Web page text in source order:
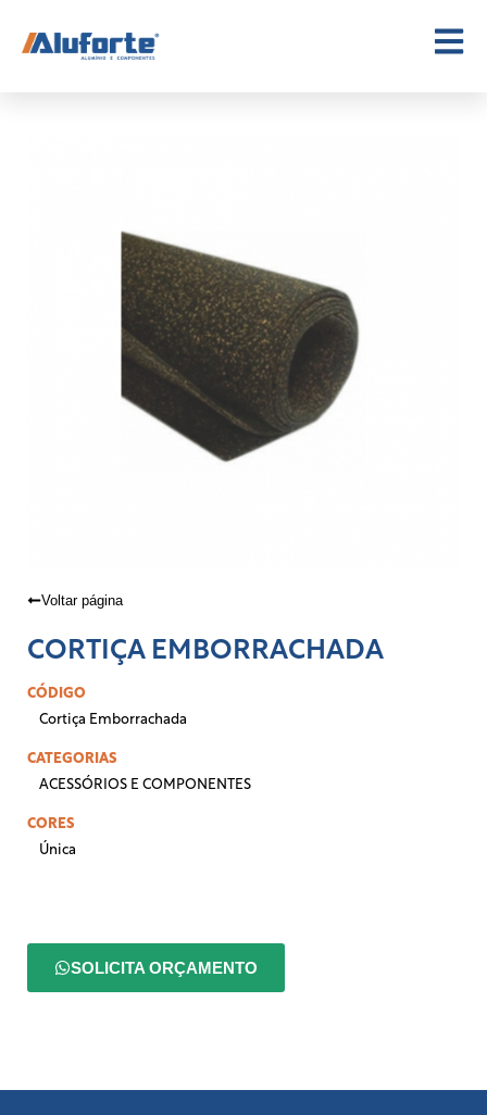
Voltar página
CORTIÇA EMBORRACHADA
CÓDIGO
Cortiça Emborrachada
CATEGORIAS
ACESSÓRIOS E COMPONENTES
CORES
Única
SOLICITA ORÇAMENTO